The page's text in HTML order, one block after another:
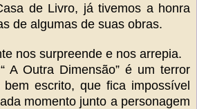
de Livro, já tivemos a honra
de algumas de suas obras.
nos surpreende e nos arrepia.
A Outra Dimensão” é um terror
escrito, que fica impossível
momento junto a personagem